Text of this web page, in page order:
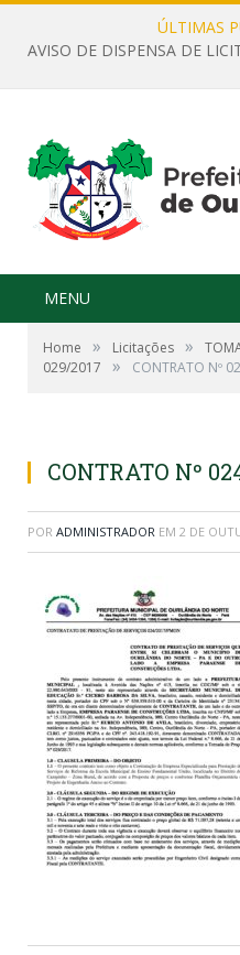
ÚLTIMAS
MENU
Home » Licitações »
029/2017
» CONTRATO Nº
CONTRATO Nº
POR ADMINISTRADOR EM 2 DE